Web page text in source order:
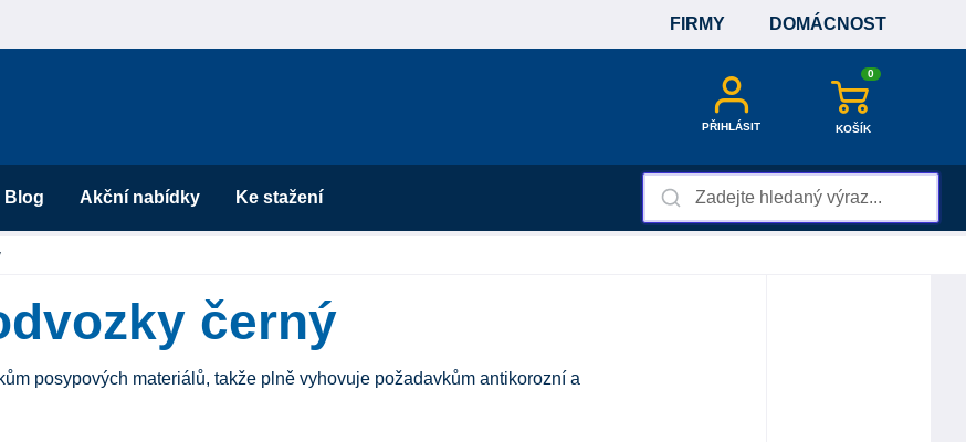
FIRMY DOMÁCNOST
PŘIHLÁSIT
0
KOŠÍK
Blog Akční nabídky Ke stažení
černý
posypových materiálů, takže plně vyhovuje požadavkům antikorozní a